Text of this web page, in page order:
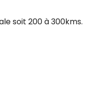
soit 200 à 300kms.